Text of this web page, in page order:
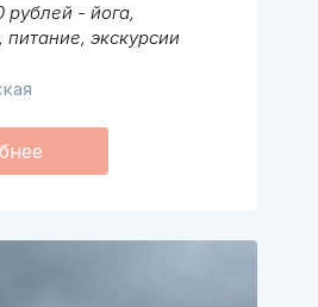
рублей - йога,
экскурсии